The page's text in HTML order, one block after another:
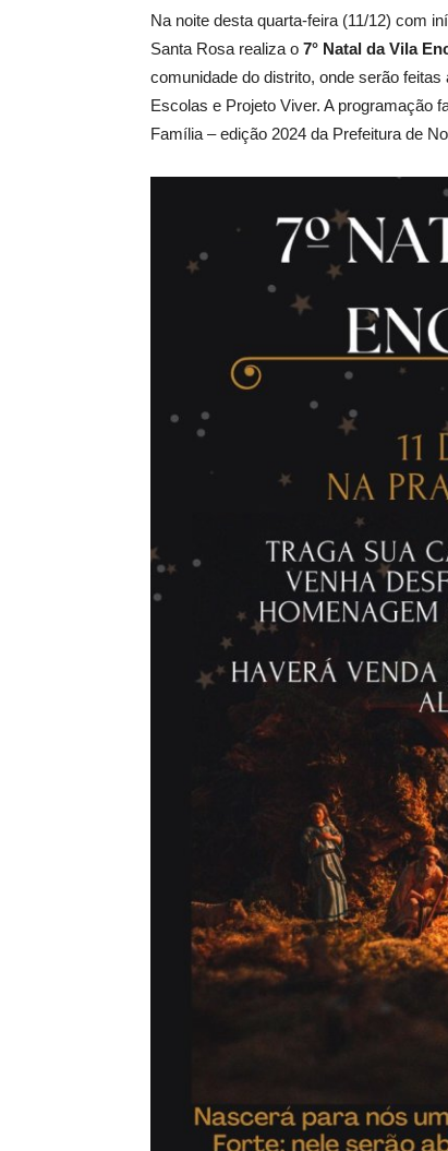
Na noite desta quarta-feira (11/12) com
Santa Rosa realiza o 7° Natal da Vila
comunidade do distrito, onde serão
Escolas e Projeto Viver. A programação
Família – edição 2024 da Prefeitura de